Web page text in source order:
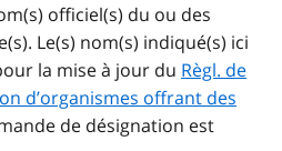
officiel(s) du ou des
Le(s) nom(s) indiqué(s) ici
la mise à jour du Règl. de
d’organismes offrant des
de désignation est